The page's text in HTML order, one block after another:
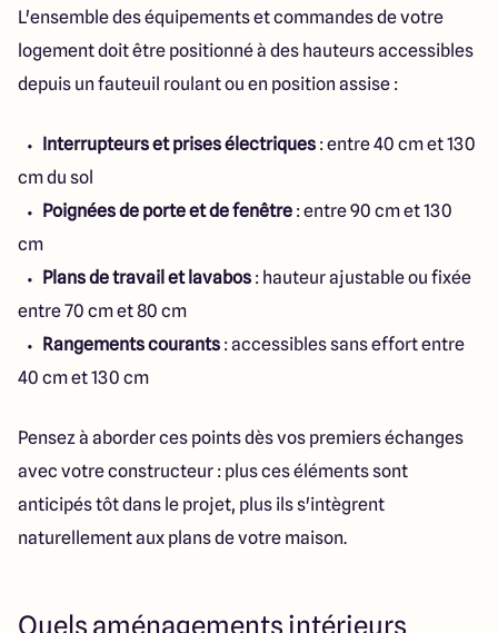
L'ensemble des équipements et commandes de votre
logement doit être positionné à des hauteurs accessibles
depuis un fauteuil roulant ou en position assise :
Interrupteurs et prises électriques : entre 40 cm et 130
cm du sol
Poignées de porte et de fenêtre : entre 90 cm et 130
cm
Plans de travail et lavabos : hauteur ajustable ou fixée
entre 70 cm et 80 cm
Rangements courants : accessibles sans effort entre
40 cm et 130 cm
Pensez à aborder ces points dès vos premiers échanges
avec votre constructeur : plus ces éléments sont
anticipés tôt dans le projet, plus ils s'intègrent
naturellement aux plans de votre maison.
Quels aménagements intérieurs